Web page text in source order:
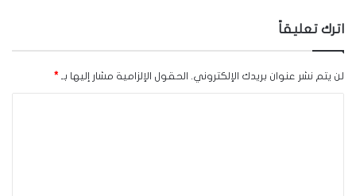
اترك تعليقاً
لن يتم نشر عنوان بريدك الإلكتروني. الحقول الإلزامية مشار إليها بـ *